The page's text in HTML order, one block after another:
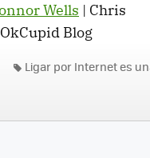
Wells | Chris
Blog
Ligar por Internet es